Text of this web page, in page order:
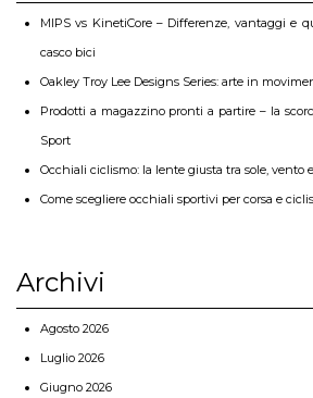
MIPS vs KinetiCore – Differenze, vantaggi e
casco bici
Oakley Troy Lee Designs Series: arte in
Prodotti a magazzino pronti a partire – la
Sport
Occhiali ciclismo: la lente giusta tra sole, vento
Come scegliere occhiali sportivi per corsa e
Archivi
Agosto 2026
Luglio 2026
Giugno 2026